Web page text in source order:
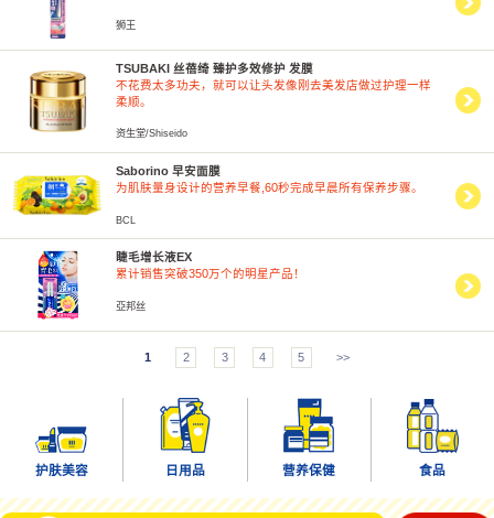
狮王
TSUBAKI 丝蓓绮 臻护多效修护 发膜
不花费太多功夫，就可以让头发像刚去美发店做过护理一样
柔顺。
资生堂/Shiseido
Saborino 早安面膜
为肌肤量身设计的营养早餐,60秒完成早晨所有保养步骤。
BCL
睫毛增长液EX
累计销售突破350万个的明星产品！
亞邦丝
1 2 3 4 5 >>
护肤美容 日用品 营养保健 食品